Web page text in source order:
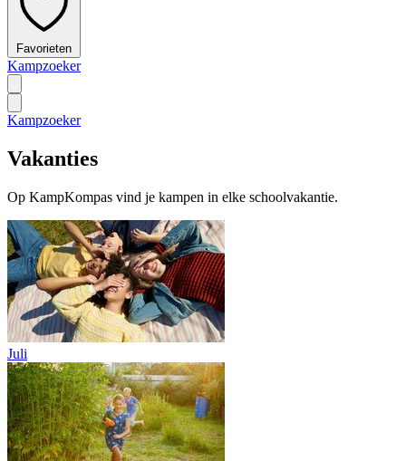
Favorieten
Kampzoeker
Kampzoeker
Vakanties
Op KampKompas vind je kampen in elke schoolvakantie.
Juli